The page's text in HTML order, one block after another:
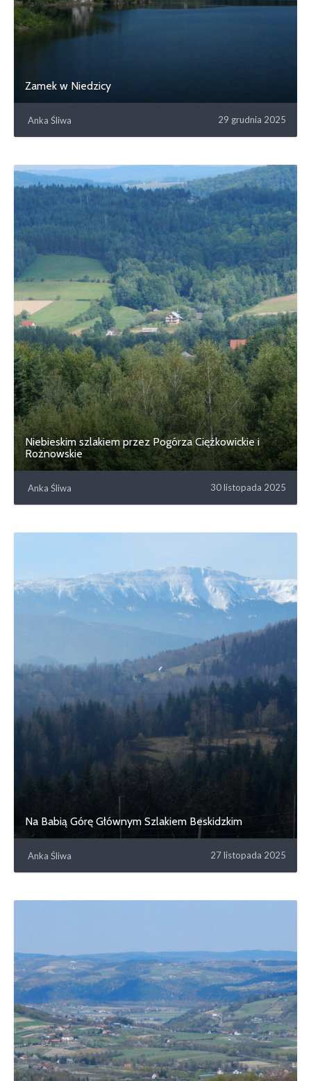
Zamek w Niedzicy
Anka Śliwa 29 grudnia 2025
Niebieskim szlakiem przez Pogórza Ciężkowickie i
Rożnowskie
Anka Śliwa 30 listopada 2025
Na Babią Górę Głównym Szlakiem Beskidzkim
Anka Śliwa 27 listopada 2025